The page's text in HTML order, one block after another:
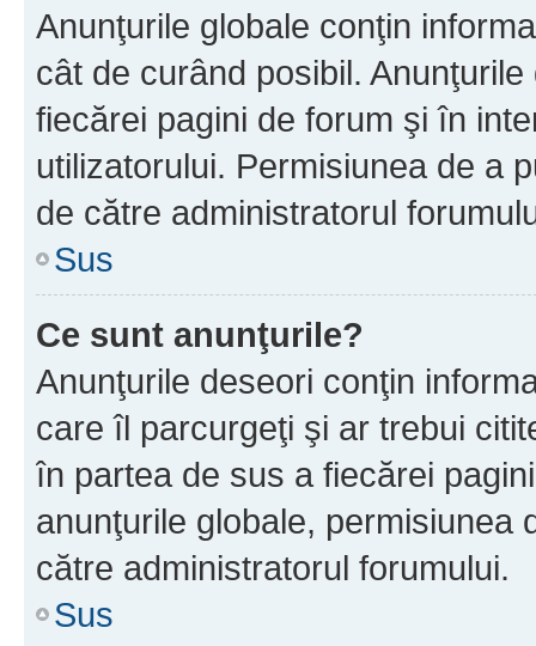
Anunţurile globale conţin
cât de curând posibil.
fiecărei pagini de forum şi în
utilizatorului. Permisiunea de a
de către administratorul
Sus
Ce sunt anunţurile?
Anunţurile deseori conţin
care îl parcurgeţi şi ar trebui
în partea de sus a fiecărei
anunţurile globale, permisiunea
către administratorul forumului.
Sus